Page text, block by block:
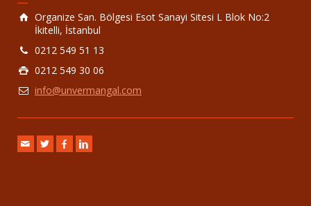
Organize San. Bölgesi Esot Sanayi Sitesi L Blok No:2
İkitelli, İstanbul
0212 549 51 13
0212 549 30 06
info@unvermangal.com